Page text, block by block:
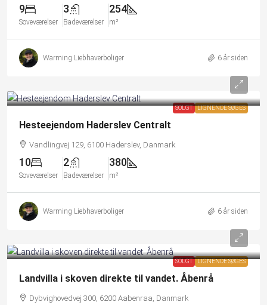
9
Soveværelser
3
Badeværelser
254
m²
Warming Liebhaverboliger 6 år siden
SOLGT LIGNENDE SØGES
Hesteejendom Haderslev Centralt
Vandlingvej 129, 6100 Haderslev, Danmark
10
Soveværelser
2
Badeværelser
380
m²
Warming Liebhaverboliger 6 år siden
SOLGT LIGNENDE SØGES
Landvilla i skoven direkte til vandet. Åbenrå
Dybvighovedvej 300, 6200 Aabenraa, Danmark